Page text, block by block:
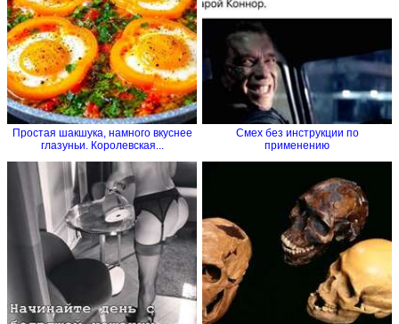
Простая шакшука, намного вкуснее
глазуньи. Королевская...
Смех без инструкции по
применению